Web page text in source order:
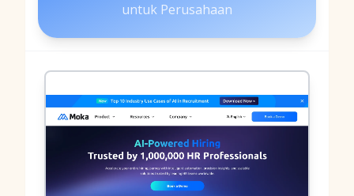
untuk Perusahaan